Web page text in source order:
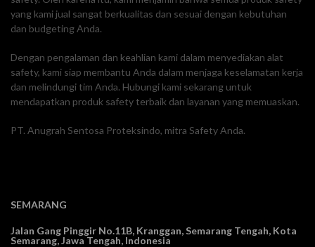
yang kami jual sangat berkualitas dan sesuai dengan kebutuhan
dan budgeting Anda.
Dengan pengalaman dan keahlian kami dalam menyediakan alat
safety, kami siap membantu Anda dalam menjaga keselamatan kerja
dan melindungi tim Anda. Hubungi kami sekarang untuk
mendapatkan produk safety terbaik dan layanan yang memuaskan.
PT. Anugrah Sentosa Proteksindo, mitra Safety Anda.
SEMARANG
Jalan Gang Pinggir No.11B, Kranggan,Semarang Tengah, Kota
Semarang, Jawa Tengah, Indonesia